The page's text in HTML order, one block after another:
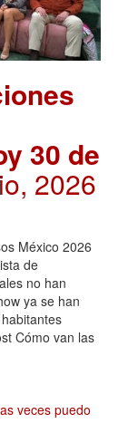
30 de
2026
México 2026
de
no han
ya se han
Cómo van las